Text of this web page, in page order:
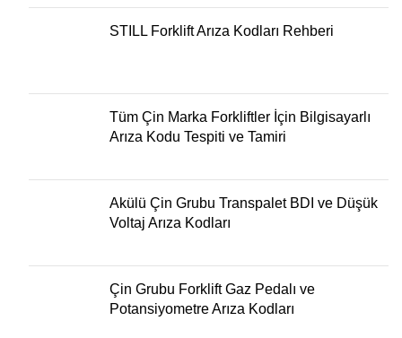
STILL Forklift Arıza Kodları Rehberi
Tüm Çin Marka Forkliftler İçin Bilgisayarlı
Arıza Kodu Tespiti ve Tamiri
Akülü Çin Grubu Transpalet BDI ve Düşük
Voltaj Arıza Kodları
Çin Grubu Forklift Gaz Pedalı ve
Potansiyometre Arıza Kodları